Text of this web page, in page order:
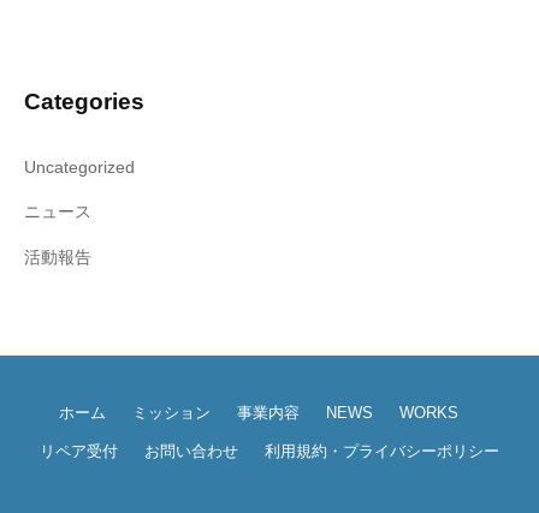
Categories
Uncategorized
ニュース
活動報告
ホーム ミッション 事業内容 NEWS WORKS
リペア受付 お問い合わせ 利用規約・プライバシーポリシー